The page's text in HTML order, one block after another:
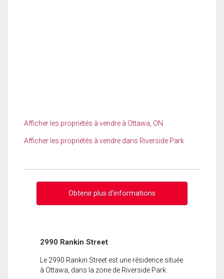
Afficher les propriétés à vendre à Ottawa, ON
Afficher les propriétés à vendre dans Riverside Park
Obtenir plus d'informations
2990 Rankin Street
Le 2990 Rankin Street est une résidence située
à Ottawa, dans la zone de Riverside Park.